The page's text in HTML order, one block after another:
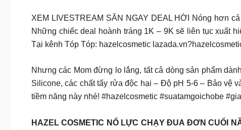
XEM LIVESTREAM SĂN NGAY DEAL HỜI Nóng hơn
Những chiếc deal hoành tráng 1K – 9K sẽ liên tục xuất
Tại kênh Tóp Tóp: hazelcosmetic
Nhưng các Mom đừng lo lắng, tất cả dòng sản phẩm
Silicone, các chất tẩy rửa độc hại – Độ pH 5-6 – Bảo vệ
tiềm năng này nhé! #hazelcosmetic #suatamgoichobe
HAZEL COSMETIC NỔ LỰC CHẠY ĐUA ĐƠN CUỐI